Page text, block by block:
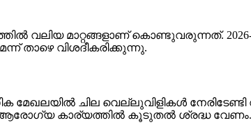
മാറ്റങ്ങളാണ് കൊണ്ടുവരുന്നത്.
താഴെ വിശദീകരിക്കുന്നു.
ചില വെല്ലുവിളികൾ നേരിടേണ്ടി
ആരോഗ്യ കാര്യത്തിൽ കൂടുതൽ ശ്രദ്ധ വേണം.